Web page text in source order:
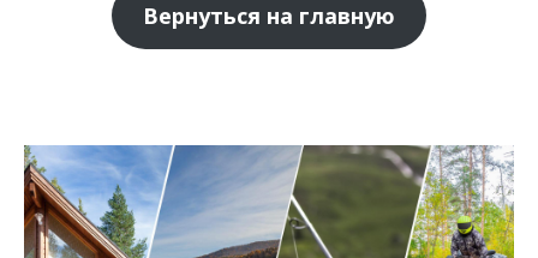
Вернуться на главную